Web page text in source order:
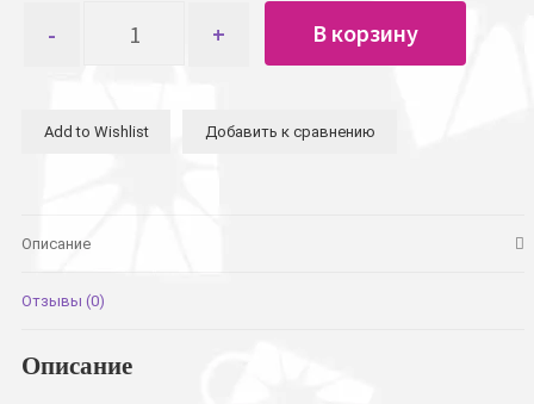
товара
посуды
Vera
В корзину
Add to Wishlist Добавить к сравнению
Описание
Отзывы (0)
Описание